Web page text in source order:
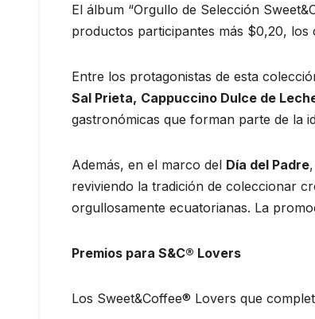
El álbum “Orgullo de Selección
productos participantes más $0,20, los
Entre los protagonistas de esta
Sal Prieta, Cappuccino Dulce de
gastronómicas que forman parte de la
Además, en el marco del Día del Padre
reviviendo la tradición de coleccionar
orgullosamente ecuatorianas. La
Premios para S&C® Lovers
Los Sweet&Coffee® Lovers que